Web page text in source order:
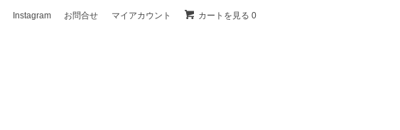
カートを見る 0
マイアカウント
お問合せ
Instagram